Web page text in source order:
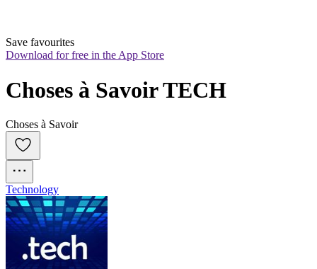
Save favourites
Download for free in the App Store
Choses à Savoir TECH
Choses à Savoir
Technology